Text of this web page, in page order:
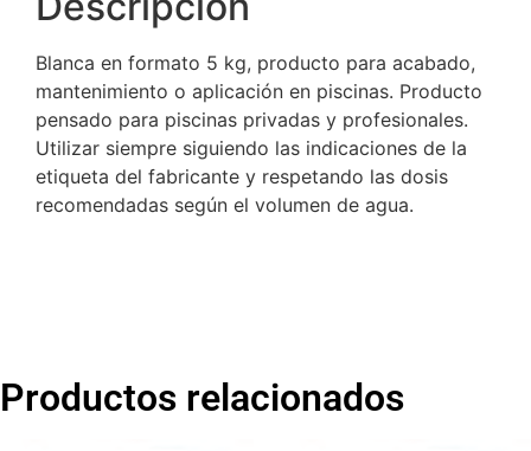
Blanca en formato 5 kg, producto para acabado,
mantenimiento o aplicación en piscinas. Producto
pensado para piscinas privadas y profesionales.
Utilizar siempre siguiendo las indicaciones de la
etiqueta del fabricante y respetando las dosis
recomendadas según el volumen de agua.
Productos relacionados